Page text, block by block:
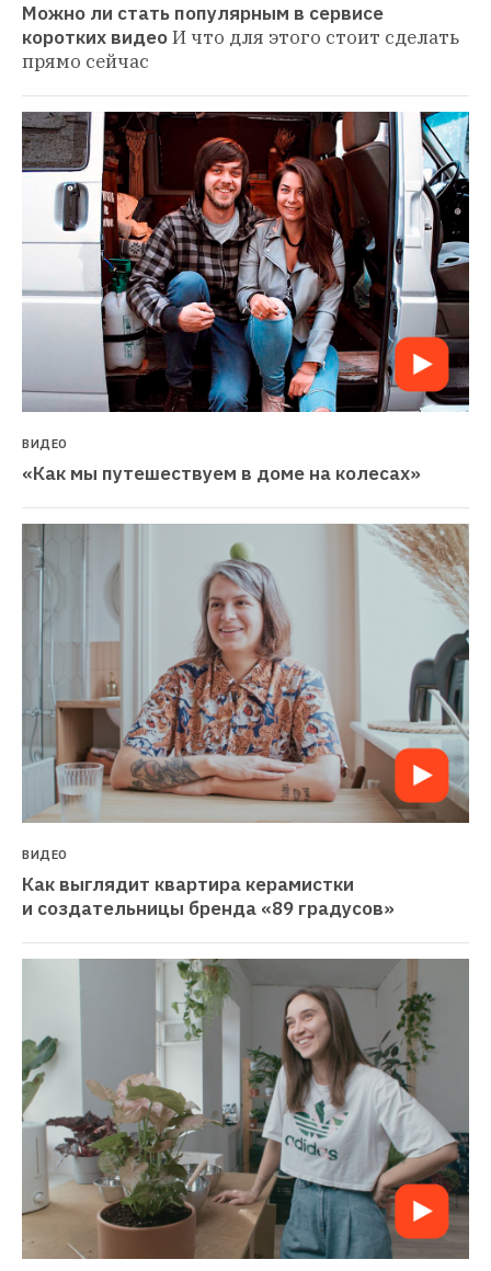
Можно ли стать популярным в сервисе
коротких видеоИ что для этого стоит сделать
прямо сейчас
ВИДЕО
«Как мы путешествуем в доме на колесах»
ВИДЕО
Как выглядит квартира керамистки
и создательницы бренда «89 градусов»